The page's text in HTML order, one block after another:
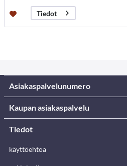
Tiedot
Asiakaspalvelunumero
Kaupan asiakaspalvelu
Tiedot
käyttöehtoa